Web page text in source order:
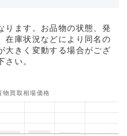
ります。お品物の状態、発
在庫状況などにより同名の
大きく変動する場合がござ
さい。